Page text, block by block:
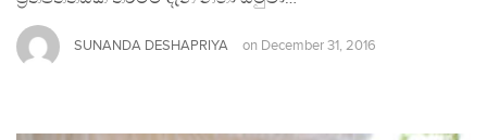
SUNANDA DESHAPRIYA on December 31, 2016